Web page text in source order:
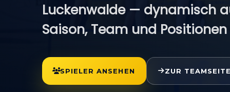
Luckenwalde — dynamisch
Saison, Team und
SPIELER ANSEHEN ZUR TEAMSEITE